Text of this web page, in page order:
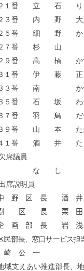
１番 立 石
３番 内 野
５番 細 野
７番 杉
９番 高 橋
１番 伊
３番 南
５番 石 坂
７番 羽 鳥
９番 山 本
１番 酒 井
席議員
し
席説明員
野 区 長
区 長 栗
画 部 長
民部長、窓口サービス担
崎 公 一
域支えあい推進部